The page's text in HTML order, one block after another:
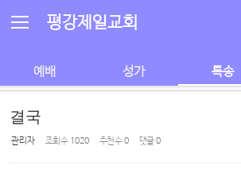
평강제일교회
예배 성가 특송
결국
관리자 조회 수 1020 추천 수0 댓글0